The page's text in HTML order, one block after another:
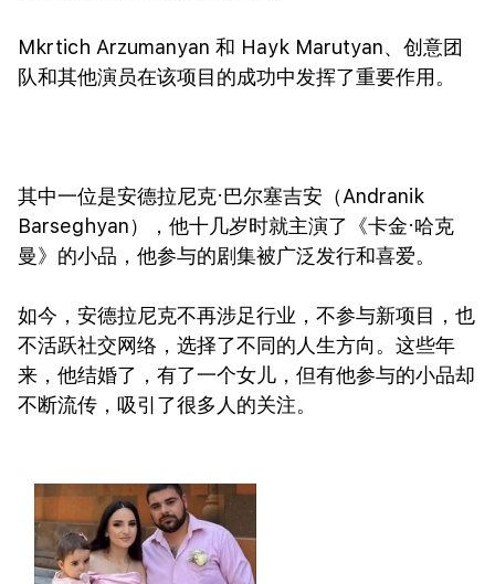
Mkrtich Arzumanyan 和 Hayk Marutyan、创意团
队和其他演员在该项目的成功中发挥了重要作用。
其中一位是安德拉尼克·巴尔塞吉安（Andranik
Barseghyan），他十几岁时就主演了《卡金·哈克
曼》的小品，他参与的剧集被广泛发行和喜爱。
如今，安德拉尼克不再涉足行业，不参与新项目，也
不活跃社交网络，选择了不同的人生方向。这些年
来，他结婚了，有了一个女儿，但有他参与的小品却
不断流传，吸引了很多人的关注。